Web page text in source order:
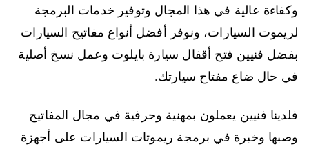
وكفاءة عالية في هذا المجال وتوفير خدمات البرمجة
لريموت السيارات، ونوفر أفضل أنواع مفاتيح السيارات
بفضل فنيين فتح أقفال سيارة بايلوت وعمل نسخ أصلية
في حال ضاع مفتاح سيارتك.
فلدينا فنيين يعملون بمهنية وحرفية في مجال المفاتيح
وصبها وخبرة في برمجة ريموتات السيارات على أجهزة